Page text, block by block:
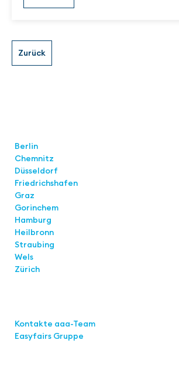
Berlin
Chemnitz
Düsseldorf
Friedrichshafen
Graz
Gorinchem
Hamburg
Heilbronn
Straubing
Wels
Zürich
Kontakte aaa-Team
Easyfairs Gruppe